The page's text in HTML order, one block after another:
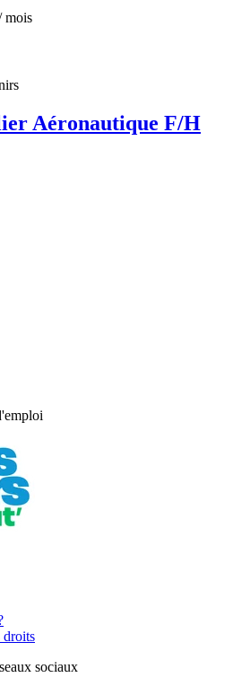
mois
Aéronautique F/H
droits
sociaux